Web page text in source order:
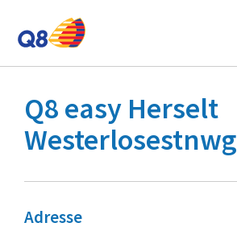
Q8 easy Herselt
Westerlosestnwg
Adresse